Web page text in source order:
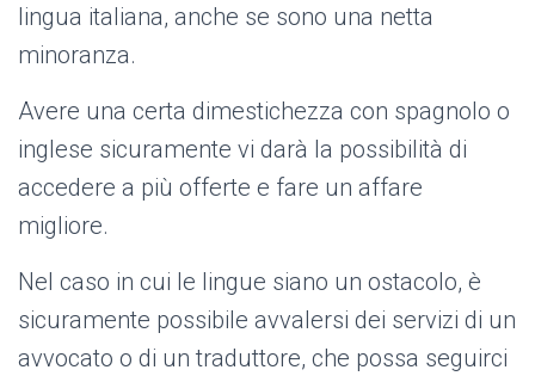
lingua italiana, anche se sono una netta
minoranza.
Avere una certa dimestichezza con spagnolo o
inglese sicuramente vi darà la possibilità di
accedere a più offerte e fare un affare
migliore.
Nel caso in cui le lingue siano un ostacolo, è
sicuramente possibile avvalersi dei servizi di un
avvocato o di un traduttore, che possa seguirci